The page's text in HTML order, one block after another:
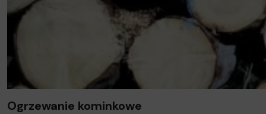
Ogrzewanie kominkowe